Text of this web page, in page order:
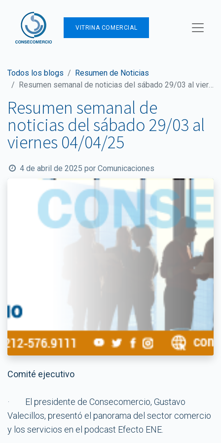
VITRINA COMERCIAL
Todos los blogs
Resumen de Noticias
Resumen semanal de noticias del sábado 29/03 al viernes 04/04/25
Resumen semanal de
noticias del sábado 29/03 al
viernes 04/04/25
4 de abril de 2025 por Comunicaciones
Comité ejecutivo
· El presidente de Consecomercio, Gustavo
Valecillos, presentó el panorama del sector comercio
y los servicios en el podcast Efecto ENE.